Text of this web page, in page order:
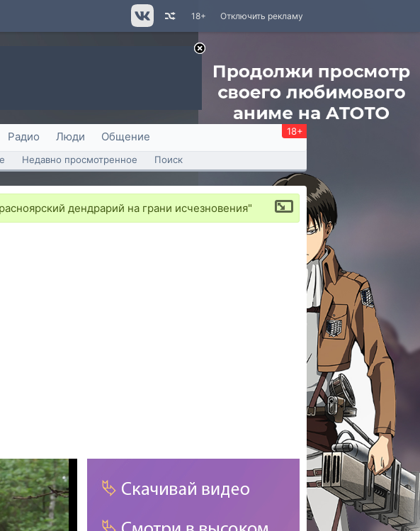
Отключить рекламу
18+
Радио Люди Общение 18+
Недавно просмотренное Поиск
дендрарий на грани исчезновения"